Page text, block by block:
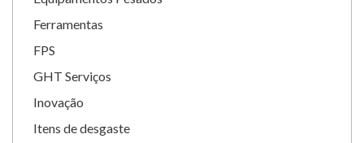
Ferramentas
FPS
GHT Serviços
Inovação
Itens de desgaste